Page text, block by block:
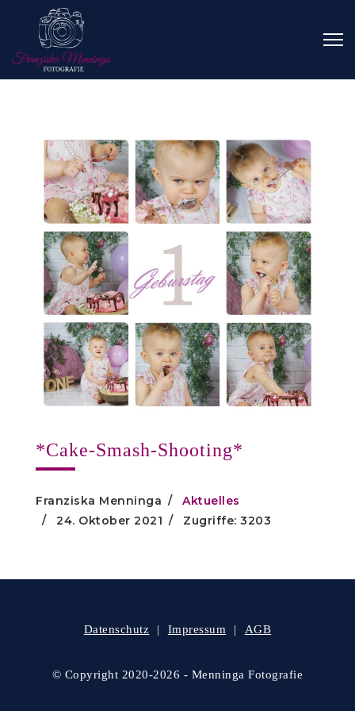
*Cake-Smash-Shooting*
Franziska Menninga
Aktuelles
24. Oktober 2021
Zugriffe: 3203
Datenschutz Impressum AGB
© Copyright 2020-2026 - Menninga Fotografie